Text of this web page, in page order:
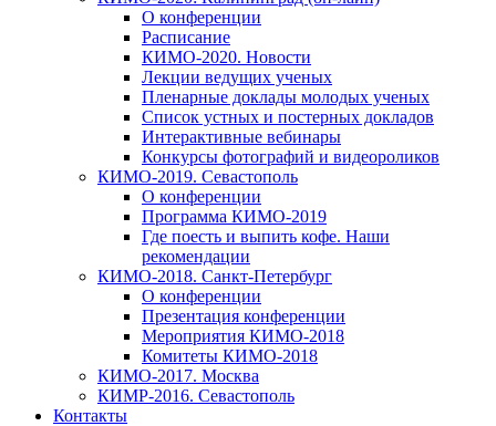
О конференции
Расписание
КИМО-2020. Новости
Лекции ведущих ученых
Пленарные доклады молодых ученых
Список устных и постерных докладов
Интерактивные вебинары
Конкурсы фотографий и видеороликов
КИМО-2019. Севастополь
О конференции
Программа КИМО-2019
Где поесть и выпить кофе. Наши
рекомендации
КИМО-2018. Санкт-Петербург
О конференции
Презентация конференции
Мероприятия КИМО-2018
Комитеты КИМО-2018
КИМО-2017. Москва
КИМР-2016. Севастополь
Контакты